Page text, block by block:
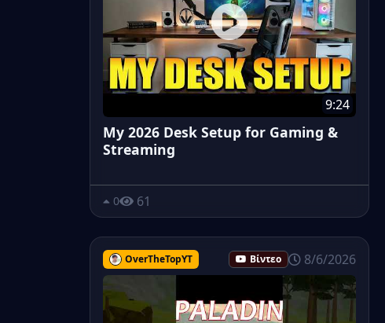
9:24
My 2026 Desk Setup for Gaming &
Streaming
0 61
OverTheTopYT Βίντεο 8/6/2026